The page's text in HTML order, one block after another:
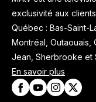
exclusivité aux
Québec : Bas-Saint-
Montréal, Outaouais,
Jean, Sherbrooke et
En savoir plus